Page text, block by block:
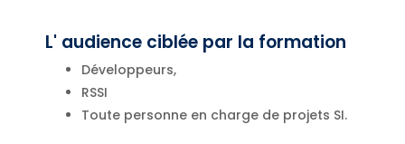
L' audience ciblée par la formation
Développeurs,
RSSI
Toute personne en charge de projets SI.